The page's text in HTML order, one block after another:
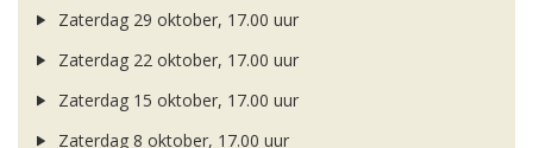
Zaterdag 29 oktober, 17.00 uur
Zaterdag 22 oktober, 17.00 uur
Zaterdag 15 oktober, 17.00 uur
Zaterdag 8 oktober, 17.00 uur